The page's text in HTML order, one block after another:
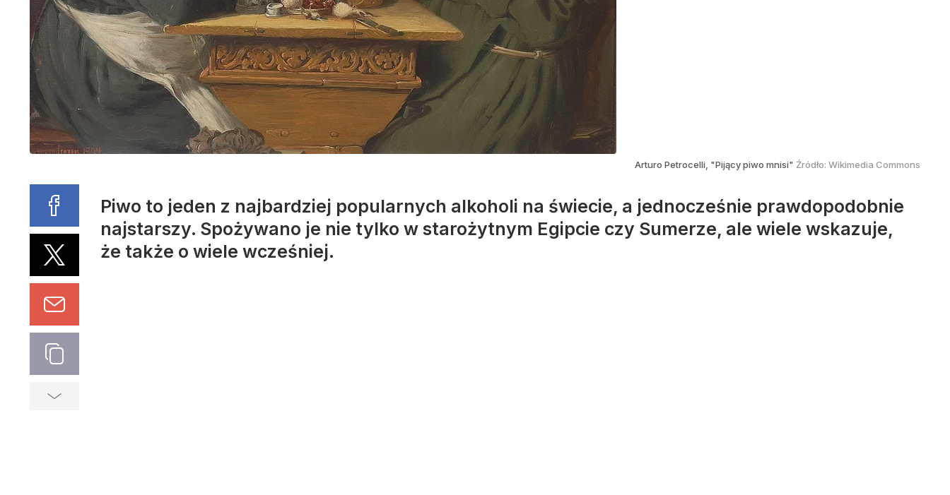
Arturo Petrocelli, "Pijący piwo mnisi" Źródło: Wikimedia Commons
Piwo to jeden z najbardziej popularnych alkoholi na świecie, a jednocześnie prawdopodobnie
najstarszy. Spożywano je nie tylko w starożytnym Egipcie czy Sumerze, ale wiele wskazuje,
że także o wiele wcześniej.